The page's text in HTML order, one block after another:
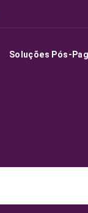
Soluções Pós-